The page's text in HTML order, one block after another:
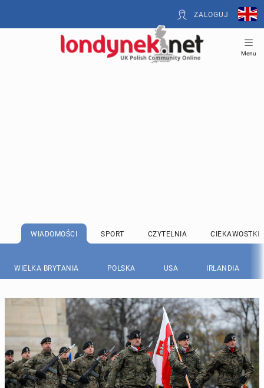
ZALOGUJ
Menu
WIADOMOŚCI SPORT CZYTELNIA CIEKAWOSTKI
WIELKA BRYTANIA POLSKA USA IRLANDIA